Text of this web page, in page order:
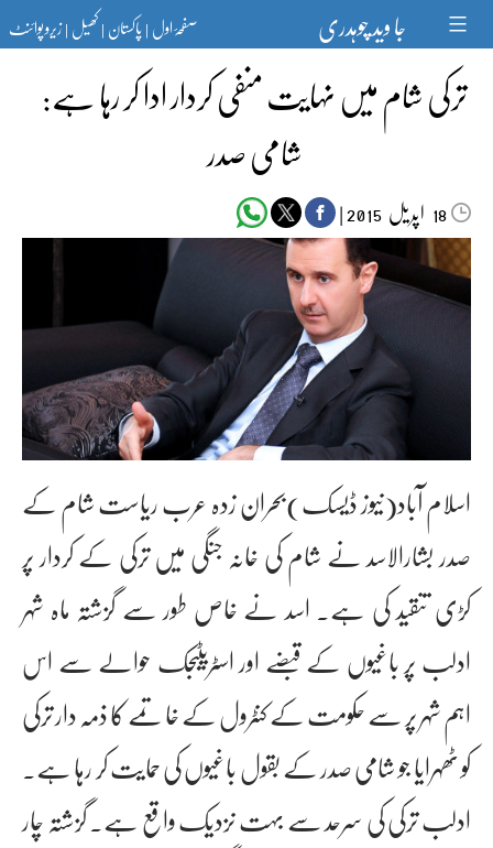
content جا وید چوہدری صفحۂ اول|پاکستان|کھیل|زیرو پوائنٹ
ترکی شام میں نہایت منفی کردار ادا کر رہا ہے:
شامی صدر
18 اپریل‬‮ |
اسلام آباد(نیوز ڈیسک)بحران زدہ عرب ریاست شام کے
صدر بشارالاسد نے شام کی خانہ جنگی میں ترکی کے کردار پر
کڑی تنقید کی ہے۔ اسد نے خاص طور سے گزشتہ ماہ شہر
ادلب پر باغیوں کے قبضے اور اسٹریٹیجک حوالے سے اس
اہم شہر پر سے حکومت کے کنٹرول کے خاتمے کا ذمہ دار ترکی
کو ٹھہرایا جو شامی صدر کے بقول باغیوں کی حمایت کر رہا ہے۔
ادلب ترکی کی سرحد سے بہت نزدیک واقع ہے۔ گزشتہ چار